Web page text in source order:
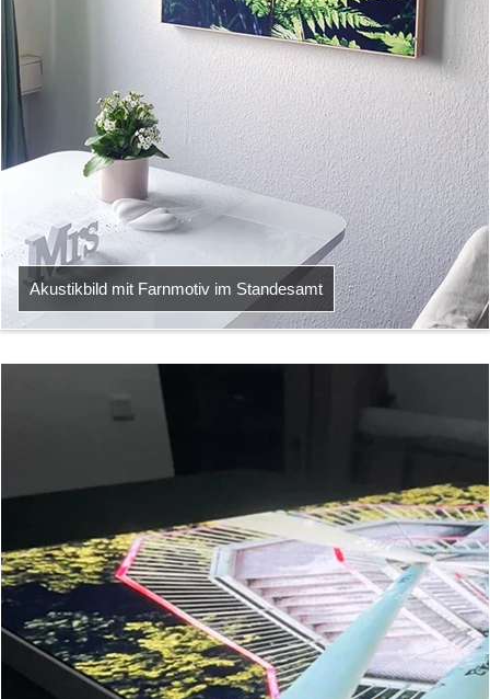
Akustikbild mit Farnmotiv im Standesamt